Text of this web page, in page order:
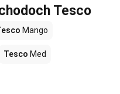
Tesco
Mango
Tesco Med